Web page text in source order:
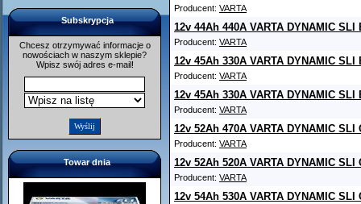
Subskrypcja
Chcesz otrzymywać informacje o
nowościach w naszym sklepie?
Wpisz swój adres e-mail!
Towar dnia
Producent: VARTA
12v 44Ah 440A VARTA DYNAMIC SLI
Producent: VARTA
12v 45Ah 330A VARTA DYNAMIC SLI
Producent: VARTA
12v 45Ah 330A VARTA DYNAMIC SLI
Producent: VARTA
12v 52Ah 470A VARTA DYNAMIC SLI
Producent: VARTA
12v 52Ah 520A VARTA DYNAMIC SLI
Producent: VARTA
12v 54Ah 530A VARTA DYNAMIC SLI